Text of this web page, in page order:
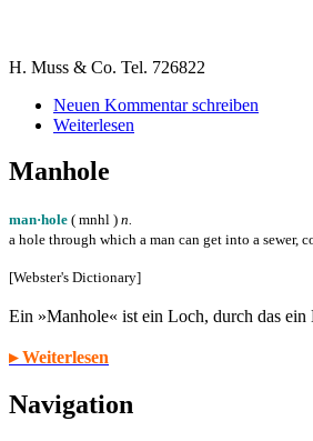
H. Muss & Co. Tel. 726822
Neuen Kommentar schreiben
Weiterlesen
Manhole
man·hole ( mnhl ) n.
a hole through which a man can get into a sewer,
[Webster's Dictionary]
Ein »Manhole« ist ein Loch, durch das ein
▸ Weiterlesen
Navigation